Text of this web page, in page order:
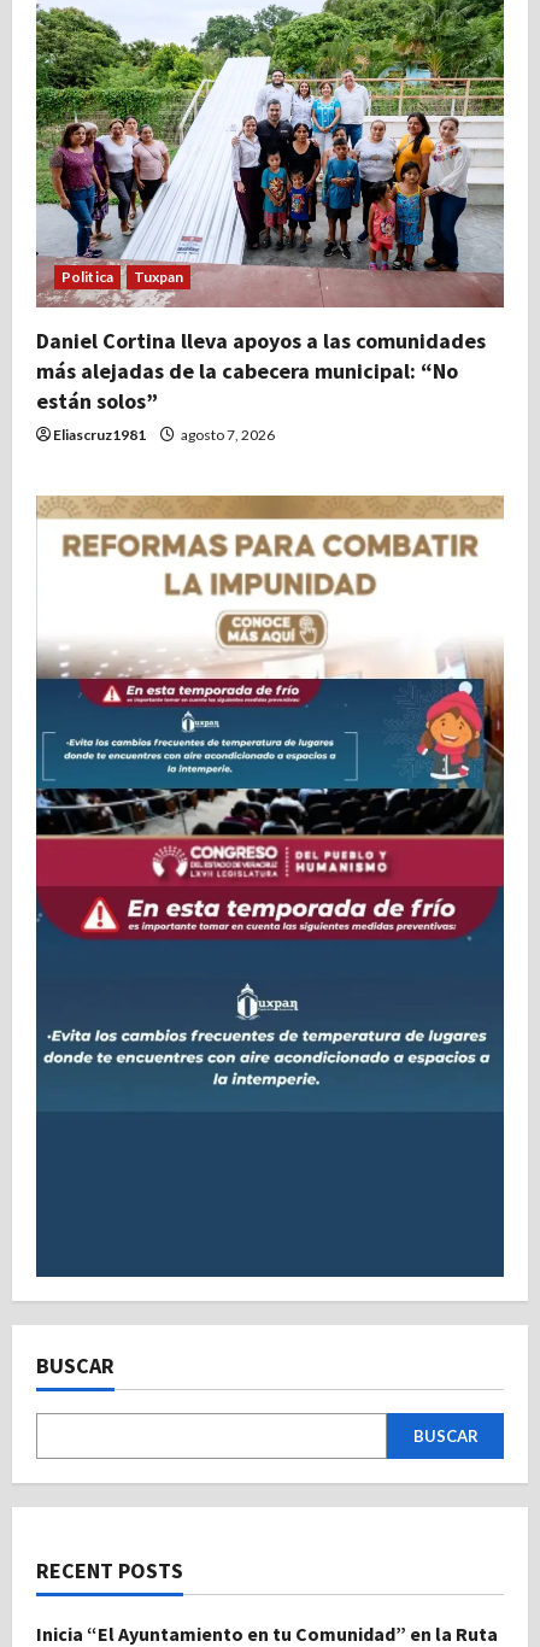
Politica Tuxpan
Daniel Cortina lleva apoyos a las comunidades
más alejadas de la cabecera municipal: “No
están solos”
Eliascruz1981 agosto 7, 2026
BUSCAR
BUSCAR
RECENT POSTS
Inicia “El Ayuntamiento en tu Comunidad” en la Ruta